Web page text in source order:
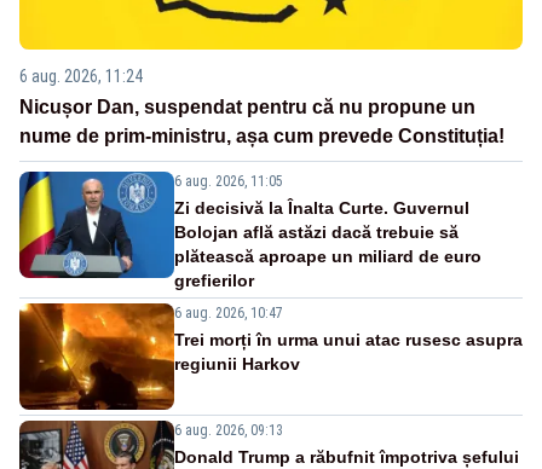
6 aug. 2026, 11:24
Nicușor Dan, suspendat pentru că nu propune un
nume de prim-ministru, așa cum prevede Constituția!
6 aug. 2026, 11:05
Zi decisivă la Înalta Curte. Guvernul
Bolojan află astăzi dacă trebuie să
plătească aproape un miliard de euro
grefierilor
6 aug. 2026, 10:47
Trei morți în urma unui atac rusesc asupra
regiunii Harkov
6 aug. 2026, 09:13
Donald Trump a răbufnit împotriva șefului